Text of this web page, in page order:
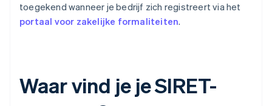
toegekend wanneer je bedrijf zich registreert via het
portaal voor zakelijke formaliteiten.
Waar vind je je SIRET-